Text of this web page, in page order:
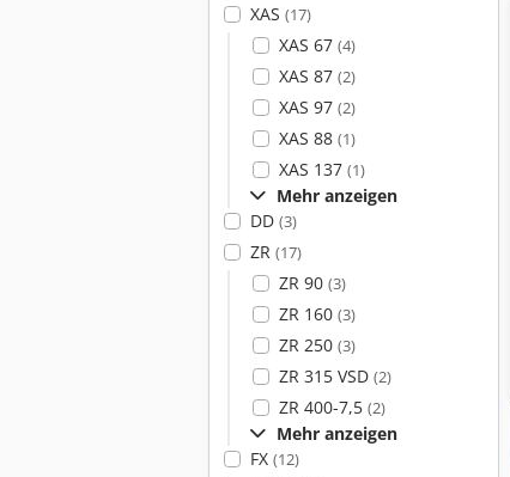
XAS (17)
XAS 67 (4)
XAS 87 (2)
XAS 97 (2)
XAS 88 (1)
XAS 137 (1)
Mehr anzeigen
DD (3)
ZR (17)
ZR 90 (3)
ZR 160 (3)
ZR 250 (3)
ZR 315 VSD (2)
ZR 400-7,5 (2)
Mehr anzeigen
FX (12)